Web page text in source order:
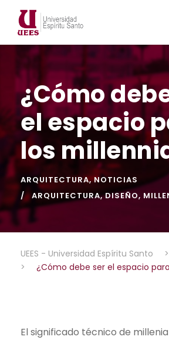
¿Cómo
el espacio
los
ARQUITECTURA, NOTICIAS
ARQUITECTURA, DISEÑO,
UEES - Universidad Espíritu Santo >
>
¿Cómo debe ser el espacio
El significado técnico de